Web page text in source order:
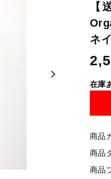
【
ネ
在庫
商品
商品
商品
Jealousy レース ラ
カテゴリ